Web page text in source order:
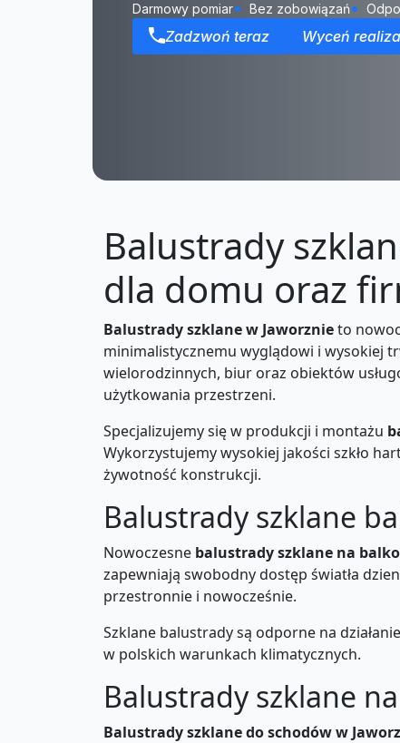
Darmowy pomiar Bez zobowiązań
Zadzwoń teraz Wyceń
Balustrady
dla domu oraz
Balustrady szklane w Jaworznieto
minimalistycznemu wyglądowi i wysokiej
wielorodzinnych, biur oraz obiektów
użytkowania przestrzeni.
Specjalizujemy się w produkcji i montażu
Wykorzystujemy wysokiej jakości szkło
żywotność konstrukcji.
Balustrady szklane
Nowoczesne balustrady szklane na
zapewniają swobodny dostęp światła
przestronnie i nowocześnie.
Szklane balustrady są odporne na
w polskich warunkach klimatycznych.
Balustrady szklane
Balustrady szklane do schodów w